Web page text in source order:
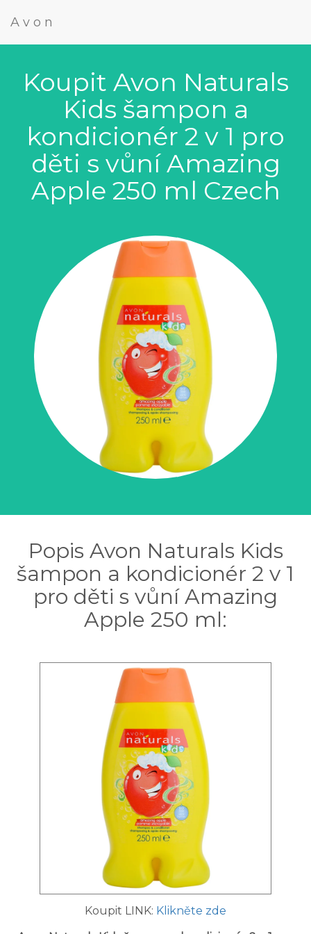
Avon
Koupit Avon Naturals
Kids šampon a
kondicionér 2 v 1 pro
děti s vůní Amazing
Apple 250 ml Czech
Popis Avon Naturals Kids
šampon a kondicionér 2 v 1
pro děti s vůní Amazing
Apple 250 ml:
Koupit LINK: Klikněte zde